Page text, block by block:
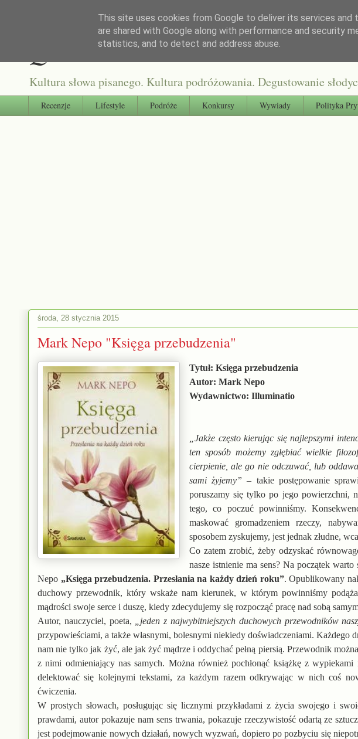
Qultura słowa
Kultura słowa pisanego. Kultura podróżowania. Degustowanie
Recenzje Lifestyle Podróże Konkursy Wywiady Polityka
środa, 28 stycznia 2015
Mark Nepo "Księga przebudzenia"
Tytuł: Księga przebudzenia
Autor: Mark Nepo
Wydawnictwo: Illuminatio
„Jakże często kierując się najlepszymi
ten sposób możemy zgłębiać wielkie
cierpienie, ale go nie odczuwać, lub
sami żyjemy”– takie postępowanie
poruszamy się tylko po jego powierzchni,
tego, co poczuć powinniśmy.
maskować gromadzeniem rzeczy,
sposobem zyskujemy, jest jednak złudne,
Co zatem zrobić, żeby odzyskać
nasze istnienie ma sens? Na początek
Nepo „Księga przebudzenia. Przesłania na każdy dzień roku”. Opublikowany
duchowy przewodnik, który wskaże nam kierunek, w którym powinniśmy
mądrości swoje serce i duszę, kiedy zdecydujemy się rozpocząć pracę nad sobą
Autor, nauczyciel, poeta,
„jeden z najwybitniejszych duchowych przewodników
przypowieściami, a także własnymi, bolesnymi niekiedy doświadczeniami. Każdego
nam nie tylko jak żyć, ale jak żyć mądrze i oddychać pełną piersią. Przewodnik
z nimi odmieniający nas samych. Można również pochłonąć książkę z
delektować się kolejnymi tekstami, za każdym razem odkrywając w nich coś
ćwiczenia.
W prostych słowach, posługując się licznymi przykładami z życia swojego i
prawdami, autor pokazuje nam sens trwania, pokazuje rzeczywistość odartą ze
jest podejmowanie nowych działań, nowych wyzwań, dopiero po pozbyciu się
This site uses cookies from Google to deliver its services and
are shared with Google along with performance and security
statistics, and to detect and address abuse.